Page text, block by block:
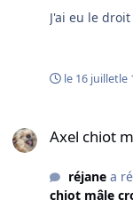
J'ai eu le
le 16 juilletle
Axel chiot
réjanea
chiot mâle